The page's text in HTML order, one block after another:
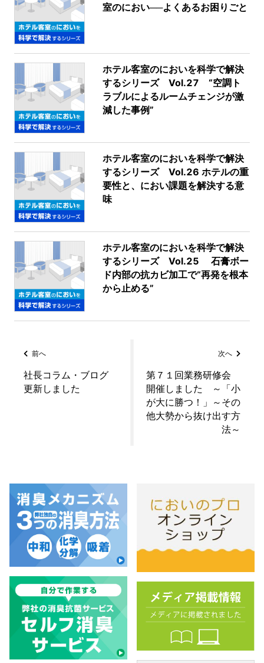
室のにおい──よくあるお困りごと
ホテル客室のにおいを科学で解決
するシリーズ Vol.27 “空調ト
ラブルによるルームチェンジが激
減した事例”
ホテル客室のにおいを科学で解決
するシリーズ Vol.26 ホテルの重
要性と、におい課題を解決する意
味
ホテル客室のにおいを科学で解決
するシリーズ Vol.25 石膏ボー
ド内部の抗カビ加工で“再発を根本
から止める”
前へ
社長コラム・ブログ
更新しました
次へ
第７１回業務研修会
開催しました ～「小
が大に勝つ！」～その
他大勢から抜け出す方
法～